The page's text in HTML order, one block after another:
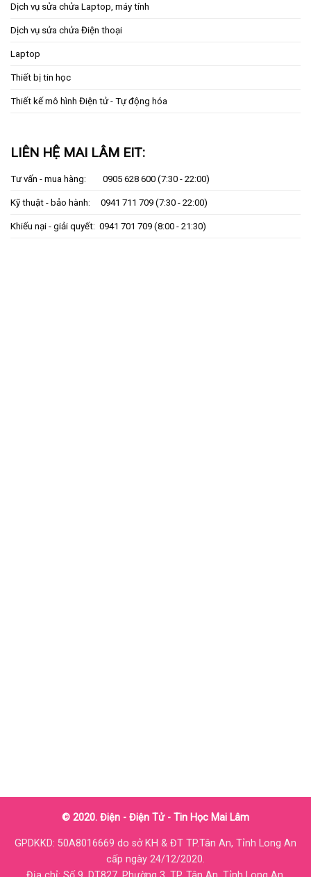
Dịch vụ sửa chửa Laptop, máy tính
Dịch vụ sửa chửa Điện thoại
Laptop
Thiết bị tin học
Thiết kế mô hình Điện tử - Tự động hóa
LIÊN HỆ MAI LÂM EIT:
Tư vấn - mua hàng: 0905 628 600 (7:30 - 22:00)
Kỹ thuật - bảo hành: 0941 711 709 (7:30 - 22:00)
Khiếu nại - giải quyết: 0941 701 709 (8:00 - 21:30)
© 2020. Điện - Điện Tử - Tin Học Mai Lâm
GPDKKD: 50A8016669 do sở KH & ĐT TP.Tân An, Tỉnh Long An
cấp ngày 24/12/2020.